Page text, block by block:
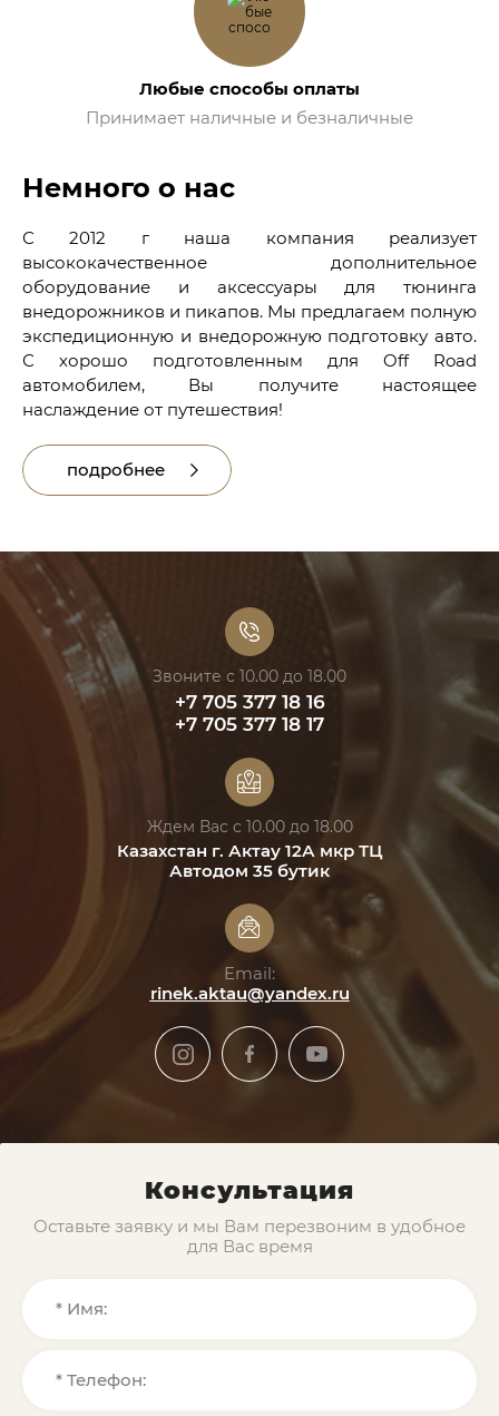
Любые способы оплаты
Принимает наличные и безналичные
Немного о нас
С 2012 г наша компания реализует
высококачественное дополнительное
оборудование и аксессуары для тюнинга
внедорожников и пикапов. Мы предлагаем полную
экспедиционную и внедорожную подготовку авто.
С хорошо подготовленным для Off Road
автомобилем, Вы получите настоящее
наслаждение от путешествия!
подробнее
Звоните с 10.00 до 18.00
+7 705 377 18 16
+7 705 377 18 17
Ждем Вас с 10.00 до 18.00
Казахстан г. Актау 12А мкр ТЦ
Автодом 35 бутик
Email:
rinek.aktau@yandex.ru
Консультация
Оставьте заявку и мы Вам перезвоним в удобное
для Вас время